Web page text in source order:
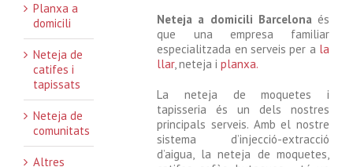
Neteja a domicili Barcelona és
que una empresa familiar
especialitzada en serveis per a la
llar, neteja i planxa.
La neteja de moquetes i
tapisseria és un dels nostres
principals serveis. Amb el nostre
sistema d’injecció-extracció
d’aigua, la neteja de moquetes,
Planxa a
domicili
Neteja de
catifes i
tapissats
Neteja de
comunitats
Altres